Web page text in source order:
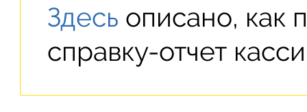
Здесь описано, как
справку-отчет